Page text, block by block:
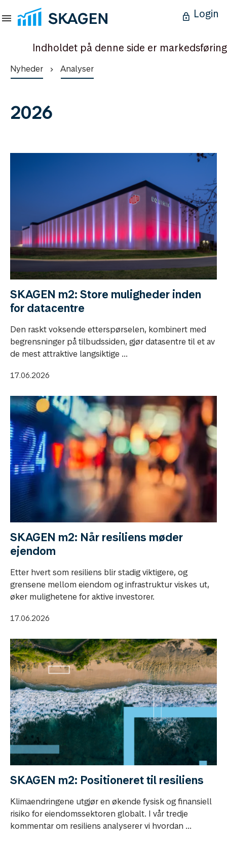
Login
Indholdet på denne side er markedsføring
Nyheder Analyser
2026
SKAGEN m2: Store muligheder inden
for datacentre
Den raskt voksende etterspørselen, kombinert med
begrensninger på tilbudssiden, gjør datasentre til et av
de mest attraktive langsiktige ...
17.06.2026
SKAGEN m2: Når resiliens møder
ejendom
Etter hvert som resiliens blir stadig viktigere, og
grensene mellom eiendom og infrastruktur viskes ut,
øker mulighetene for aktive investorer.
17.06.2026
SKAGEN m2: Positioneret til resiliens
Klimaendringene utgjør en økende fysisk og finansiell
risiko for eiendomssektoren globalt. I vår tredje
kommentar om resiliens analyserer vi hvordan ...